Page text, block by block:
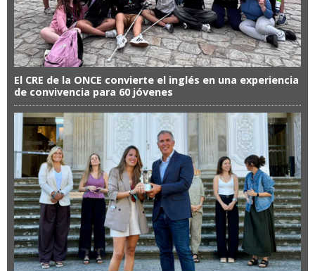
El CRE de la ONCE convierte el inglés en una experiencia
de convivencia para 60 jóvenes